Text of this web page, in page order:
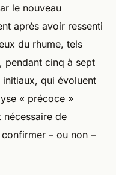
le nouveau
après avoir ressenti
du rhume, tels
pendant cinq à sept
initiaux, qui évoluent
« précoce »
de
– ou non –